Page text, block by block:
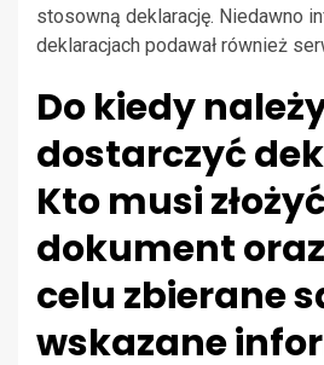
stosowną deklarację. Niedawno
deklaracjach podawał również
Do kiedy
dostarczyć
Kto musi
dokument
celu zbierane
wskazane